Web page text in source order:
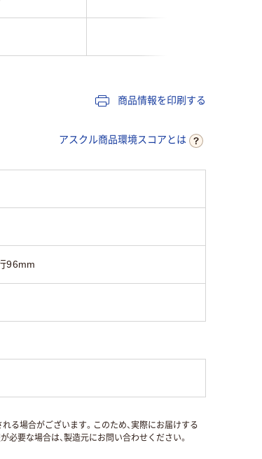
商品情報を印刷する
アスクル商品環境スコアとは
96mm
れる場合がございます。このため、実際にお届けする
要な場合は、製造元にお問い合わせください。